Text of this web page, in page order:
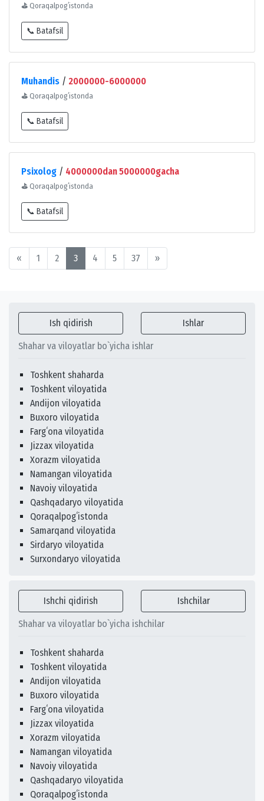
⛳ Qoraqalpogʻistonda
📞 Batafsil
Muhandis / 2000000-6000000
⛳ Qoraqalpogʻistonda
📞 Batafsil
Psixolog / 4000000dan 5000000gacha
⛳ Qoraqalpogʻistonda
📞 Batafsil
« 1 2 3 4 5 37 »
Ish qidirish Ishlar
Shahar va viloyatlar bo`yicha ishlar
Toshkent shaharda
Toshkent viloyatida
Andijon viloyatida
Buxoro viloyatida
Fargʻona viloyatida
Jizzax viloyatida
Xorazm viloyatida
Namangan viloyatida
Navoiy viloyatida
Qashqadaryo viloyatida
Qoraqalpogʻistonda
Samarqand viloyatida
Sirdaryo viloyatida
Surxondaryo viloyatida
Ishchi qidirish Ishchilar
Shahar va viloyatlar bo`yicha ishchilar
Toshkent shaharda
Toshkent viloyatida
Andijon viloyatida
Buxoro viloyatida
Fargʻona viloyatida
Jizzax viloyatida
Xorazm viloyatida
Namangan viloyatida
Navoiy viloyatida
Qashqadaryo viloyatida
Qoraqalpogʻistonda